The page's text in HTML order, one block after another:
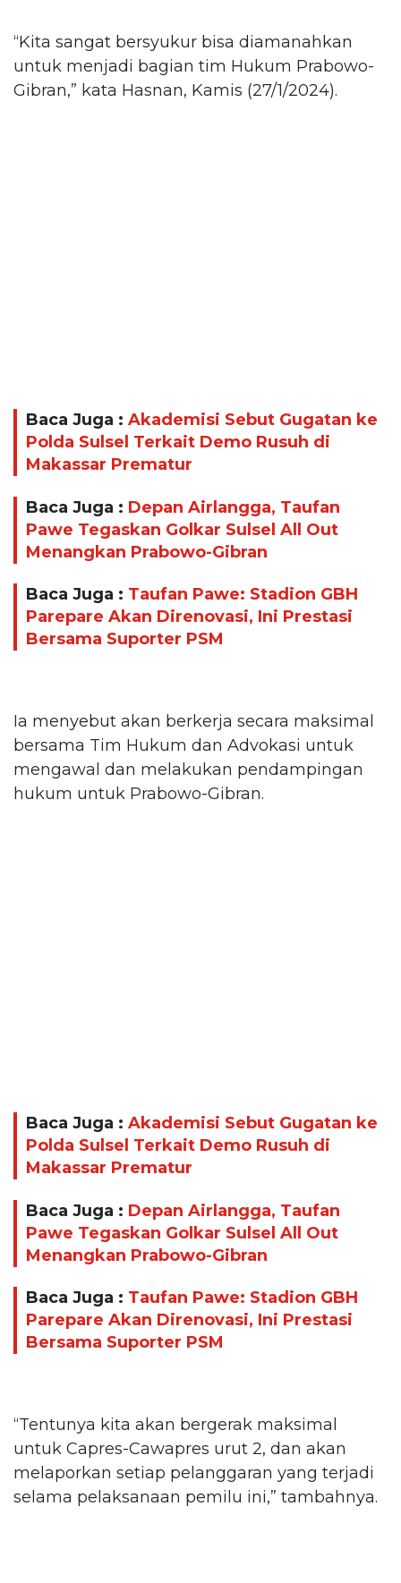
“Kita sangat bersyukur bisa diamanahkan
untuk menjadi bagian tim Hukum Prabowo-
Gibran,” kata Hasnan, Kamis (27/1/2024).
Baca Juga : Akademisi Sebut Gugatan ke
Polda Sulsel Terkait Demo Rusuh di
Makassar Prematur
Baca Juga : Depan Airlangga, Taufan
Pawe Tegaskan Golkar Sulsel All Out
Menangkan Prabowo-Gibran
Baca Juga : Taufan Pawe: Stadion GBH
Parepare Akan Direnovasi, Ini Prestasi
Bersama Suporter PSM
Ia menyebut akan berkerja secara maksimal
bersama Tim Hukum dan Advokasi untuk
mengawal dan melakukan pendampingan
hukum untuk Prabowo-Gibran.
Baca Juga : Akademisi Sebut Gugatan ke
Polda Sulsel Terkait Demo Rusuh di
Makassar Prematur
Baca Juga : Depan Airlangga, Taufan
Pawe Tegaskan Golkar Sulsel All Out
Menangkan Prabowo-Gibran
Baca Juga : Taufan Pawe: Stadion GBH
Parepare Akan Direnovasi, Ini Prestasi
Bersama Suporter PSM
“Tentunya kita akan bergerak maksimal
untuk Capres-Cawapres urut 2, dan akan
melaporkan setiap pelanggaran yang terjadi
selama pelaksanaan pemilu ini,” tambahnya.